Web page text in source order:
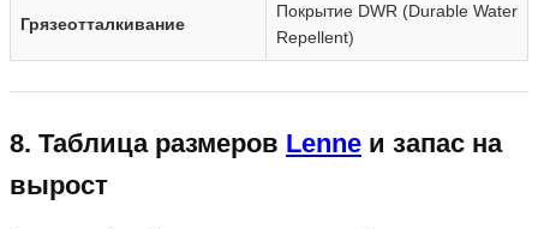
Грязеотталкивание
Покрытие DWR (Durable Water
Repellent)
8. Таблица размеров Lenne и запас на
вырост